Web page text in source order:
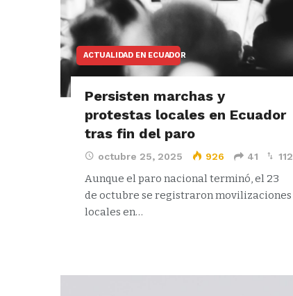
ACTUALIDAD EN ECUADOR
Persisten marchas y
protestas locales en Ecuador
tras fin del paro
octubre 25, 2025 926 41 112
Aunque el paro nacional terminó, el 23
de octubre se registraron movilizaciones
locales en…